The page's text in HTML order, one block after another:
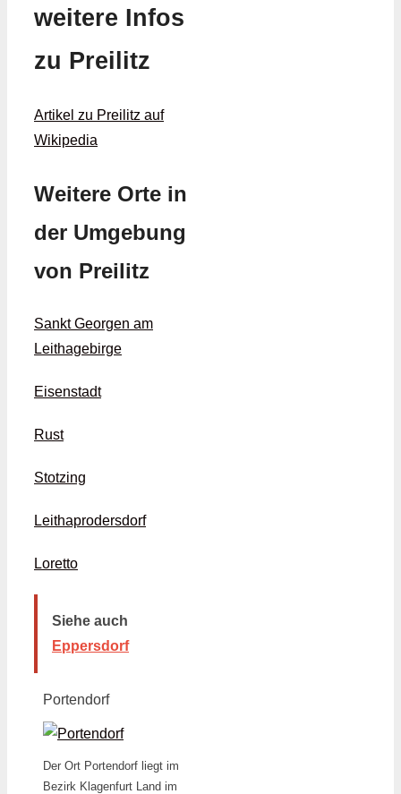
weitere Infos
zu Preilitz
Artikel zu Preilitz auf
Wikipedia
Weitere Orte in
der Umgebung
von Preilitz
Sankt Georgen am
Leithagebirge
Eisenstadt
Rust
Stotzing
Leithaprodersdorf
Loretto
Siehe auch
Eppersdorf
Portendorf
Der Ort Portendorf liegt im
Bezirk Klagenfurt Land im